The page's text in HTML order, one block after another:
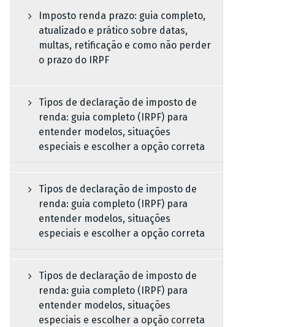
Imposto renda prazo: guia completo,
atualizado e prático sobre datas,
multas, retificação e como não perder
o prazo do IRPF
Tipos de declaração de imposto de
renda: guia completo (IRPF) para
entender modelos, situações
especiais e escolher a opção correta
Tipos de declaração de imposto de
renda: guia completo (IRPF) para
entender modelos, situações
especiais e escolher a opção correta
Tipos de declaração de imposto de
renda: guia completo (IRPF) para
entender modelos, situações
especiais e escolher a opção correta